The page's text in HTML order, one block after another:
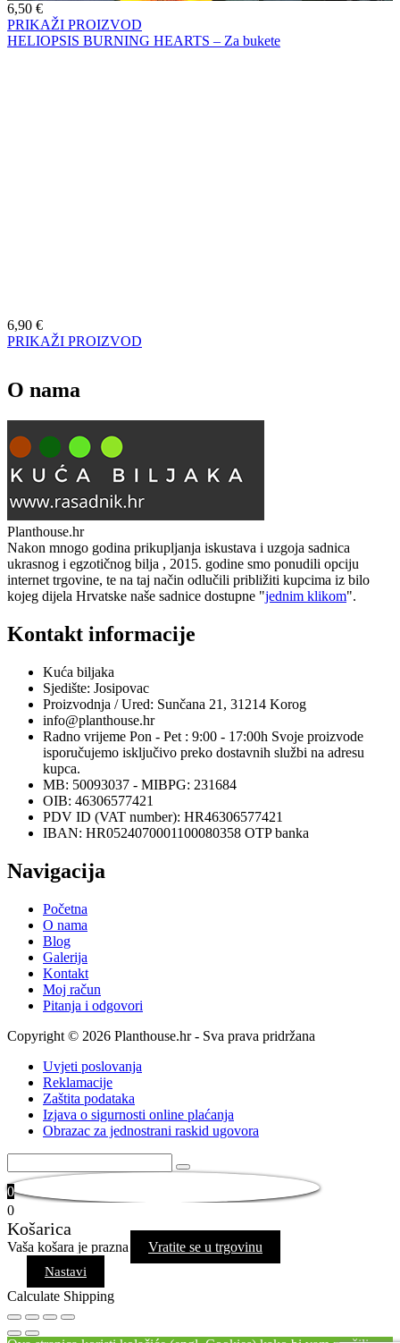
6,50 €
PRIKAŽI PROIZVOD
HELIOPSIS BURNING HEARTS – Za bukete
6,90 €
PRIKAŽI PROIZVOD
O nama
Planthouse.hr
Nakon mnogo godina prikupljanja iskustava i uzgoja sadnica
ukrasnog i egzotičnog bilja , 2015. godine smo ponudili opciju
internet trgovine, te na taj način odlučili približiti kupcima iz bilo
kojeg dijela Hrvatske naše sadnice dostupne "jednim klikom".
Kontakt informacije
Kuća biljaka
Sjedište: Josipovac
Proizvodnja / Ured: Sunčana 21, 31214 Korog
info@planthouse.hr
Radno vrijeme Pon - Pet : 9:00 - 17:00h Svoje proizvode
isporučujemo isključivo preko dostavnih službi na adresu
kupca.
MB: 50093037 - MIBPG: 231684
OIB: 46306577421
PDV ID (VAT number): HR46306577421
IBAN: HR0524070001100080358 OTP banka
Navigacija
Početna
O nama
Blog
Galerija
Kontakt
Moj račun
Pitanja i odgovori
Copyright © 2026 Planthouse.hr - Sva prava pridržana
Uvjeti poslovanja
Reklamacije
Zaštita podataka
Izjava o sigurnosti online plaćanja
Obrazac za jednostrani raskid ugovora
0
0
Košarica
Vaša košara je prazna Vratite se u trgovinu
Nastavi
Calculate Shipping